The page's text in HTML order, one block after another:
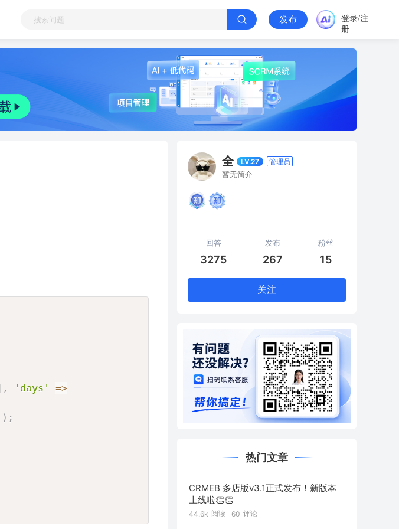
发布
登录/注
册
, 'days'
=>
) ;
全 LV.27 管理员
暂无简介
回答
3275
发布
267
粉丝
15
关注
热门文章
CRMEB 多店版v3.1正式发布！新版本
上线啦👏👏
44.6k 阅读 60 评论